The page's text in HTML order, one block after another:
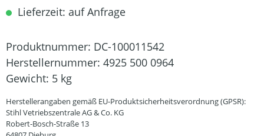
Lieferzeit: auf Anfrage
Produktnummer: DC-100011542
Herstellernummer: 4925 500 0964
Gewicht: 5 kg
Herstellerangaben gemäß EU-Produktsicherheitsverordnung (GPSR):
Stihl Vetriebszentrale AG & Co. KG
Robert-Bosch-Straße 13